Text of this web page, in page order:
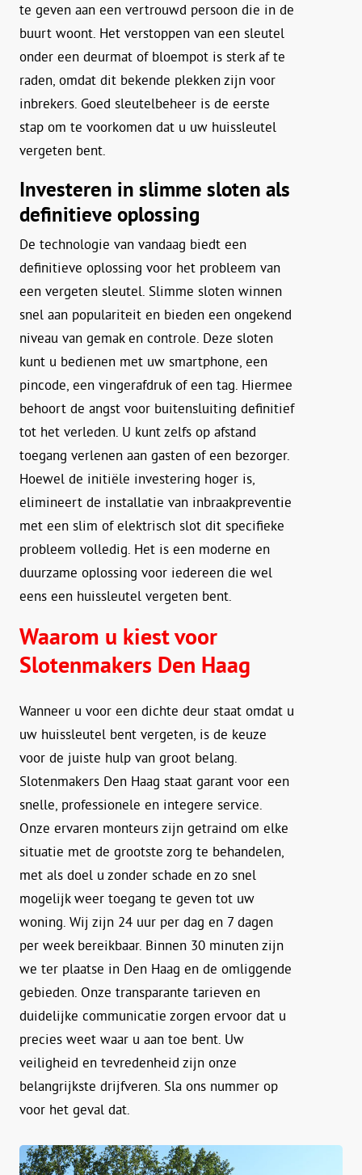
te geven aan een vertrouwd persoon die in de
buurt woont. Het verstoppen van een sleutel
onder een deurmat of bloempot is sterk af te
raden, omdat dit bekende plekken zijn voor
inbrekers. Goed sleutelbeheer is de eerste
stap om te voorkomen dat u uw huissleutel
vergeten bent.
Investeren in slimme sloten als
definitieve oplossing
De technologie van vandaag biedt een
definitieve oplossing voor het probleem van
een vergeten sleutel. Slimme sloten winnen
snel aan populariteit en bieden een ongekend
niveau van gemak en controle. Deze sloten
kunt u bedienen met uw smartphone, een
pincode, een vingerafdruk of een tag. Hiermee
behoort de angst voor buitensluiting definitief
tot het verleden. U kunt zelfs op afstand
toegang verlenen aan gasten of een bezorger.
Hoewel de initiële investering hoger is,
elimineert de installatie van inbraakpreventie
met een slim of elektrisch slot dit specifieke
probleem volledig. Het is een moderne en
duurzame oplossing voor iedereen die wel
eens een huissleutel vergeten bent.
Waarom u kiest voor
Slotenmakers Den Haag
Wanneer u voor een dichte deur staat omdat u
uw huissleutel bent vergeten, is de keuze
voor de juiste hulp van groot belang.
Slotenmakers Den Haag staat garant voor een
snelle, professionele en integere service.
Onze ervaren monteurs zijn getraind om elke
situatie met de grootste zorg te behandelen,
met als doel u zonder schade en zo snel
mogelijk weer toegang te geven tot uw
woning. Wij zijn 24 uur per dag en 7 dagen
per week bereikbaar. Binnen 30 minuten zijn
we ter plaatse in Den Haag en de omliggende
gebieden. Onze transparante tarieven en
duidelijke communicatie zorgen ervoor dat u
precies weet waar u aan toe bent. Uw
veiligheid en tevredenheid zijn onze
belangrijkste drijfveren. Sla ons nummer op
voor het geval dat.